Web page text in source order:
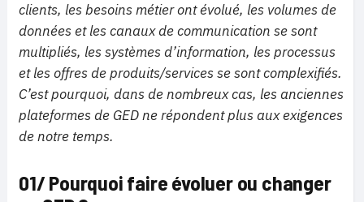
clients, les besoins métier ont évolué, les volumes de
données et les canaux de communication se sont
multipliés, les systèmes d’information, les processus
et les offres de produits/services se sont complexifiés.
C’est pourquoi, dans de nombreux cas, les anciennes
plateformes de GED ne répondent plus aux exigences
de notre temps.
01/ Pourquoi faire évoluer ou changer